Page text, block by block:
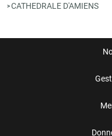
>CATHEDRALE D'AMIENS